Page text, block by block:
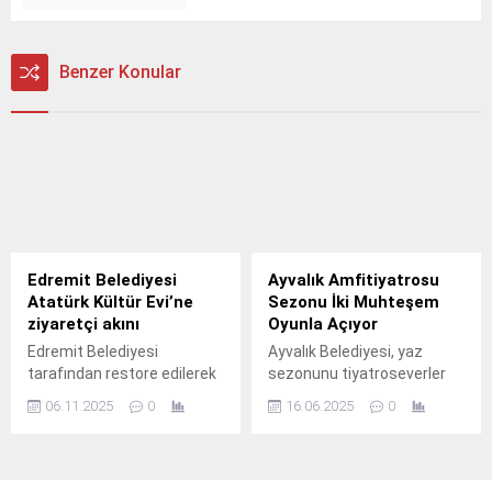
Benzer Konular
Edremit Belediyesi
Atatürk Kültür Evi’ne
ziyaretçi akını
Edremit Belediyesi
tarafından restore edilerek
Kültür Evi, 10 Kasım
06.11.2025 0
Ayvalık Amfitiyatrosu
Sezonu İki Muhteşem
Oyunla Açıyor
Ayvalık Belediyesi, yaz
sezonunu tiyatroseverler
gösterimle karşılıyor.
16.06.2025 0